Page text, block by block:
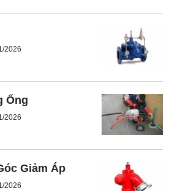
2026
Ống
2026
Giảm Áp
2026